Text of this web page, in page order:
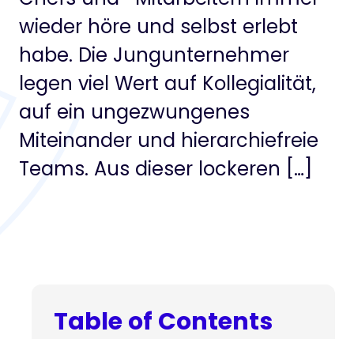
wieder höre und selbst erlebt
habe. Die Jungunternehmer
legen viel Wert auf Kollegialität,
auf ein ungezwungenes
Miteinander und hierarchiefreie
Teams. Aus dieser lockeren […]
Table of Contents